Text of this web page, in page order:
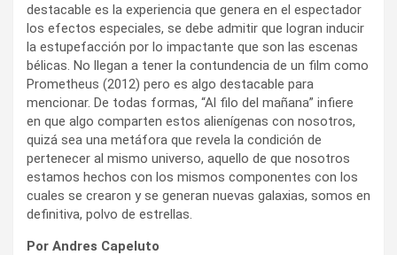
destacable es la experiencia que genera en el espectador
los efectos especiales, se debe admitir que logran inducir
la estupefacción por lo impactante que son las escenas
bélicas. No llegan a tener la contundencia de un film como
Prometheus (2012) pero es algo destacable para
mencionar. De todas formas, “Al filo del mañana” infiere
en que algo comparten estos alienígenas con nosotros,
quizá sea una metáfora que revela la condición de
pertenecer al mismo universo, aquello de que nosotros
estamos hechos con los mismos componentes con los
cuales se crearon y se generan nuevas galaxias, somos en
definitiva, polvo de estrellas.
Por Andres Capeluto